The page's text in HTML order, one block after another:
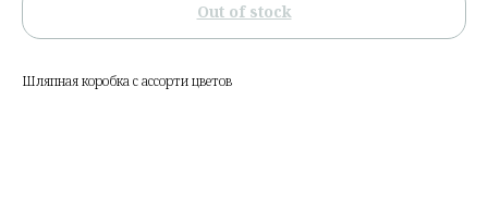
Out of stock
Шляпная коробка с ассорти цветов